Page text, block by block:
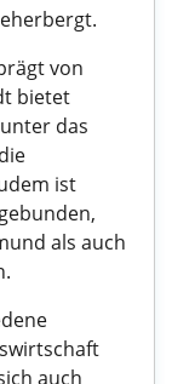
von
bietet
das
ist
als auch
auch